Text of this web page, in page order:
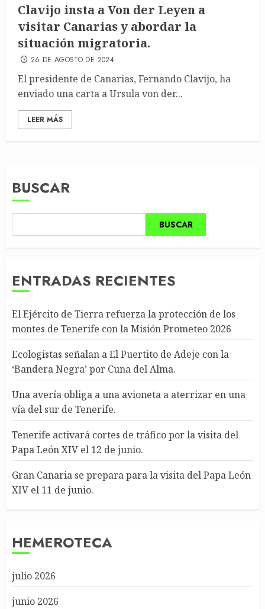
Clavijo insta a Von der Leyen a
visitar Canarias y abordar la
situación migratoria.
26 DE AGOSTO DE 2024
El presidente de Canarias, Fernando Clavijo, ha
enviado una carta a Ursula von der...
LEER MÁS
BUSCAR
BUSCAR
ENTRADAS RECIENTES
El Ejército de Tierra refuerza la protección de los
montes de Tenerife con la Misión Prometeo 2026
Ecologistas señalan a El Puertito de Adeje con la
‘Bandera Negra’ por Cuna del Alma.
Una avería obliga a una avioneta a aterrizar en una
vía del sur de Tenerife.
Tenerife activará cortes de tráfico por la visita del
Papa León XIV el 12 de junio.
Gran Canaria se prepara para la visita del Papa León
XIV el 11 de junio.
HEMEROTECA
julio 2026
junio 2026